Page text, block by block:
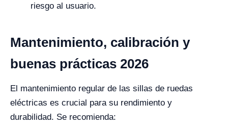
riesgo al usuario.
Mantenimiento, calibración y
buenas prácticas 2026
El mantenimiento regular de las sillas de ruedas
eléctricas es crucial para su rendimiento y
durabilidad. Se recomienda: